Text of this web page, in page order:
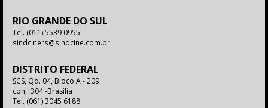
RIO GRANDE DO SUL
Tel. (011) 5539 0955
sindciners@sindcine.com.br
DISTRITO FEDERAL
SCS, Qd. 04, Bloco A - 209
conj. 304 -Brasília
Tel. (061) 3045 6188